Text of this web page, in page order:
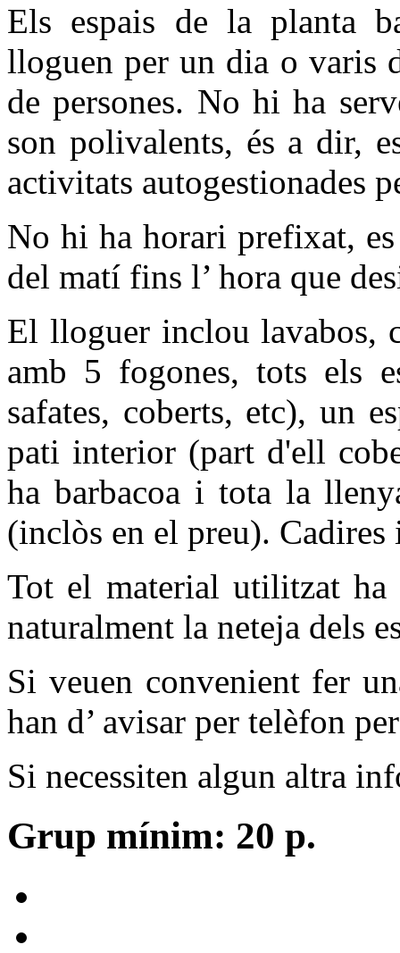
Els espais de la planta
lloguen per un dia o varis
de persones. No hi ha
son polivalents, és a dir,
activitats autogestionades
No hi ha horari prefixat,
del matí fins l’ hora que
El lloguer inclou lavabos,
amb 5 fogones, tots els
safates, coberts, etc), un
pati interior (part d'ell
ha barbacoa i tota la
(inclòs en el preu). Cadires
Tot el material utilitzat
naturalment la neteja dels
Si veuen convenient fer
han d’ avisar per telèfon
Si necessiten algun altra
Grup mínim: 20 p.